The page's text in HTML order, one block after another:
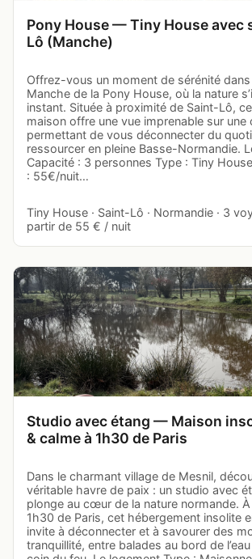
Pony House — Tiny House avec
Lô (Manche)
Offrez-vous un moment de sérénité
Manche de la Pony House, où la nature
instant. Située à proximité de Saint-Lô,
maison offre une vue imprenable sur une
permettant de vous déconnecter du
ressourcer en pleine Basse-Normandie.
Capacité : 3 personnes Type : Tiny
: 55€/nuit…
Tiny House · Saint-Lô · Normandie · 3
partir de 55 € / nuit
Studio avec étang — Maison
& calme à 1h30 de Paris
Dans le charmant village de Mesnil,
véritable havre de paix : un studio avec
plonge au cœur de la nature normande.
1h30 de Paris, cet hébergement insolite
invite à déconnecter et à savourer des
tranquillité, entre balades au bord de